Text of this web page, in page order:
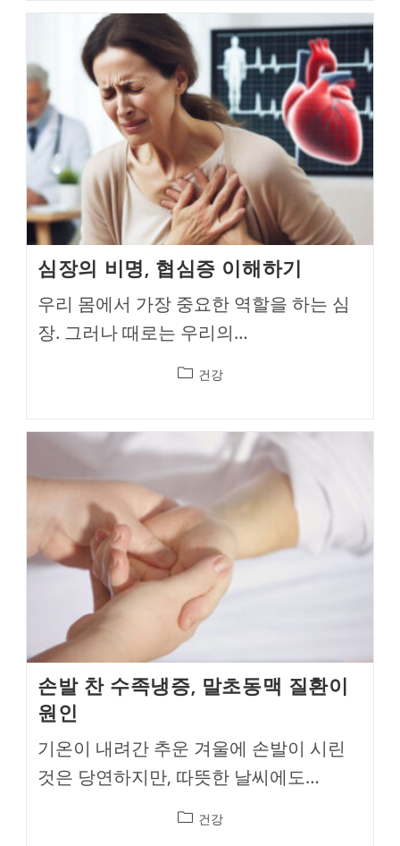
심장의 비명, 협심증 이해하기
우리 몸에서 가장 중요한 역할을 하는 심
장. 그러나 때로는 우리의…
Post건강
손발 찬 수족냉증, 말초동맥 질환이
원인
기온이 내려간 추운 겨울에 손발이 시린
것은 당연하지만, 따뜻한 날씨에도…
Post건강